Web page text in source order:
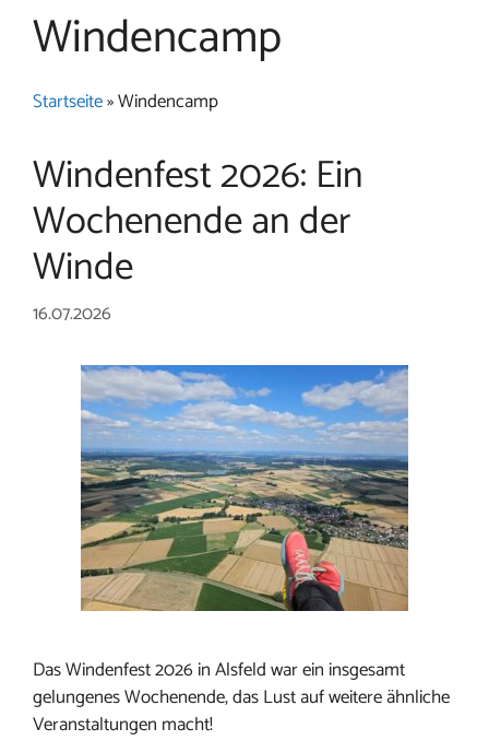
Windencamp
Startseite»Windencamp
Windenfest 2026: Ein
Wochenende an der
Winde
16.07.2026
Das Windenfest 2026 in Alsfeld war ein insgesamt
gelungenes Wochenende, das Lust auf weitere ähnliche
Veranstaltungen macht!